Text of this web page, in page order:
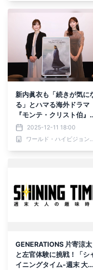
新内眞衣も「続きが気に
る」とハマる海外ドラマ
『モンテ・クリスト伯』
S12試写トークイベントレ
ポート BS12で2026年1月
4日（日）よりスタート
2025-12-11 18:00
ワールド・ハイビジョ
GENERATIONS 片寄涼太
と左官体験に挑戦！「シ
イニングタイム-週末 大人